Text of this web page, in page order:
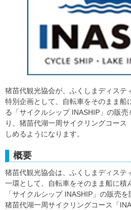
猪苗代観光協会が、ふくしまディステ
特別企画として、自転車をそのまま船
る「サイクルシップ INASHIP」の販
り、猪苗代湖一周サイクリングコース
しめるようになります。
概要
猪苗代観光協会は、ふくしまディステ
一環として、自転車をそのまま船に積
「サイクルシップ INASHIP」の販売
猪苗代湖一周サイクリングコース「